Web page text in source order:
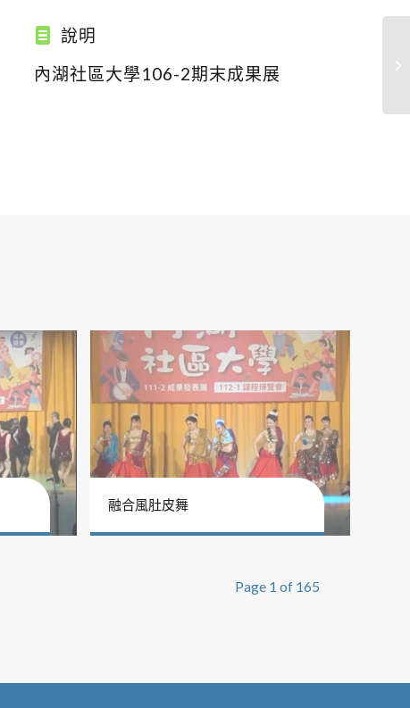
說明
內湖社區大學106-2期末成果展
融合風肚皮舞
Page 1 of 165